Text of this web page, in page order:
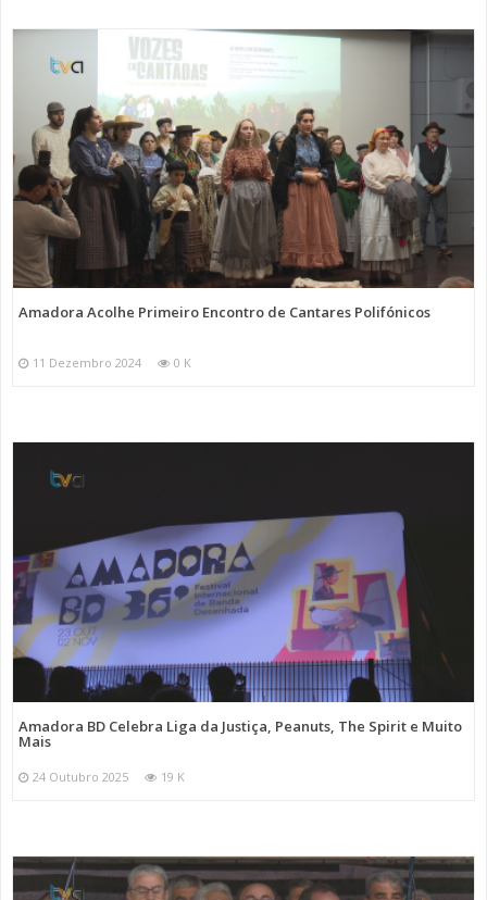
Amadora Acolhe Primeiro Encontro de Cantares Polifónicos
11 Dezembro 2024 0 K
Amadora BD Celebra Liga da Justiça, Peanuts, The Spirit e Muito
Mais
24 Outubro 2025 19 K